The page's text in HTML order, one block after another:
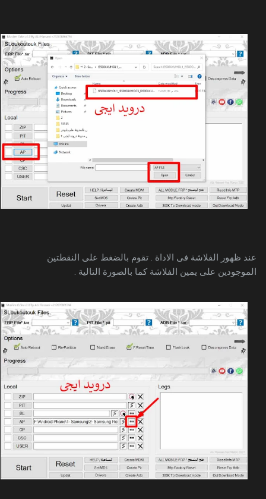
عند ظهور الفلاشة فى الاداة . تقوم بالضغط على النقطتين
الموجودين على يمين الفلاشة كما بالصورة التالية .